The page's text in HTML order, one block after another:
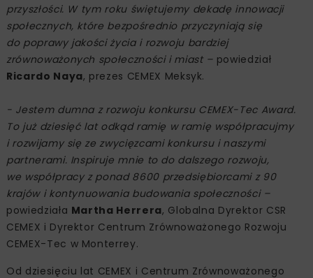
przyszłości. W tym roku świętujemy dekadę innowacji
społecznych, które bezpośrednio przyczyniają się
do poprawy jakości życia i rozwoju bardziej
zrównoważonych społeczności i miast – powiedział
Ricardo Naya, prezes CEMEX Meksyk.
- Jestem dumna z rozwoju konkursu CEMEX-Tec Award.
To już dziesięć lat odkąd ramię w ramię współpracujmy
i rozwijamy się ze zwycięzcami konkursu i naszymi
partnerami. Inspiruje mnie to do dalszego rozwoju,
we współpracy z ponad 8600 przedsiębiorcami z 90
krajów i kontynuowania budowania społeczności –
powiedziała Martha Herrera, Globalna Dyrektor CSR
CEMEX i Dyrektor Centrum Zrównoważonego Rozwoju
CEMEX-Tec w Monterrey.
Od dziesięciu lat CEMEX i Centrum Zrównoważonego